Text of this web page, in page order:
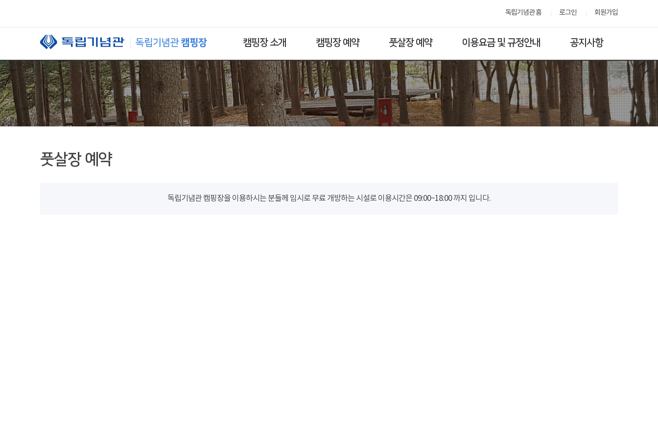
독립기념관 홈 로그인 회원가입
캠핑장 소개 캠핑장 예약 풋살장 예약 이용요금 및 규정안내 공지사항
풋살장 예약
독립기념관 캠핑장을 이용하시는 분들께 임시로 무료 개방하는 시설로 이용시간은 09:00~18:00 까지 입니다.